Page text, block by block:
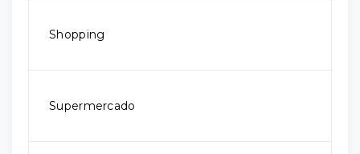
Shopping
Supermercado